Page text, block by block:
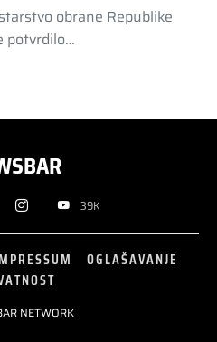
obrane Republike
potvrdilo…
39K
OGLAŠAVANJE
NETWORK